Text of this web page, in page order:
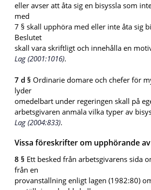
eller avser att åta sig en bisyssla som
med
7 § skall upphöra med eller inte åta sig
Beslutet
skall vara skriftligt och innehålla en
Lag (2001:1016).
7 d § Ordinarie domare och chefer för
lyder
omedelbart under regeringen skall på
arbetsgivaren anmäla vilka typer av
Lag (2004:833).
Vissa föreskrifter om upphörande
8 § Ett besked från arbetsgivarens sida
från en
provanställning enligt lagen (1982:80)